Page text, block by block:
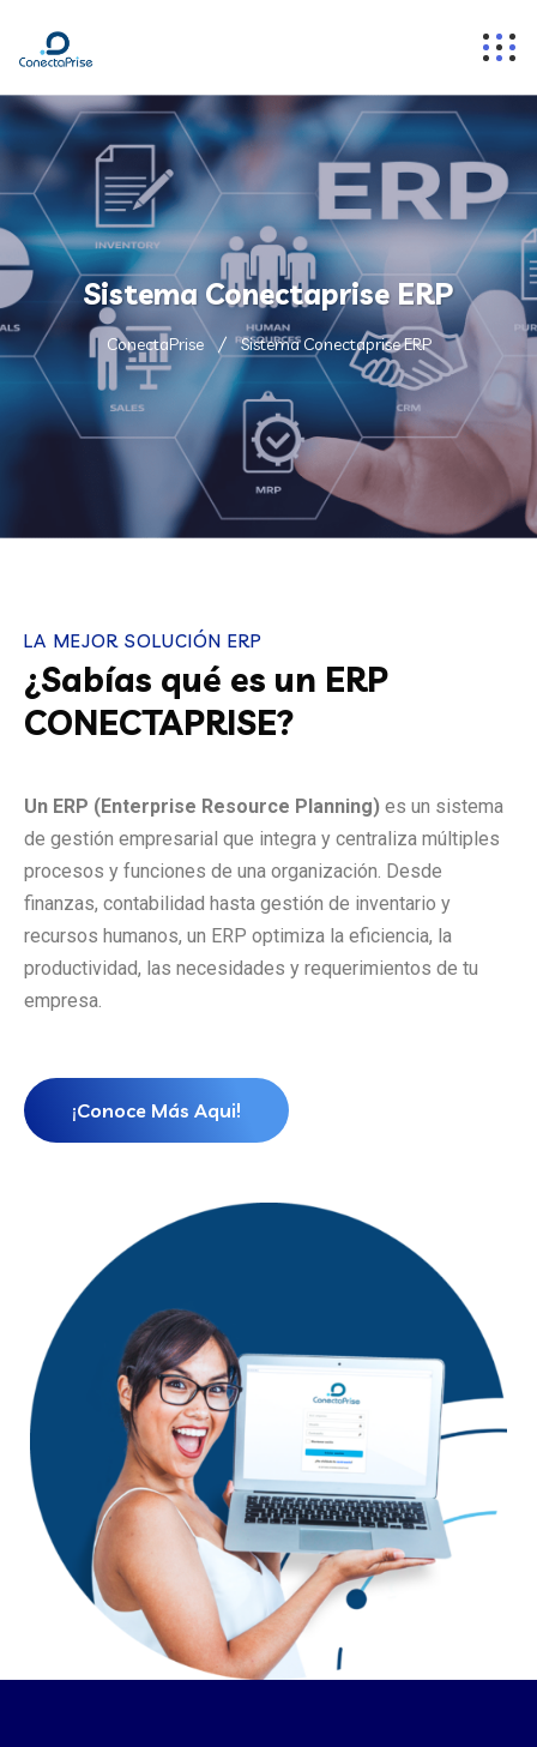
Sistema Conectaprise ERP
ConectaPrise Sistema Conectaprise ERP
LA MEJOR SOLUCIÓN ERP
¿Sabías qué es un ERP
CONECTAPRISE?
Un ERP (Enterprise Resource Planning) es un sistema
de gestión empresarial que integra y centraliza múltiples
procesos y funciones de una organización. Desde
finanzas, contabilidad hasta gestión de inventario y
recursos humanos, un ERP optimiza la eficiencia, la
productividad, las necesidades y requerimientos de tu
empresa.
¡Conoce Más Aqui!